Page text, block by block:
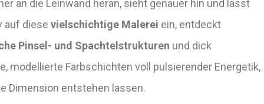
an die Leinwand heran, sieht genauer hin und lässt
auf diese vielschichtige Malerei ein, entdeckt
Pinsel- und Spachtelstrukturen und dick
modellierte Farbschichten voll pulsierender Energetik,
Dimension entstehen lassen.